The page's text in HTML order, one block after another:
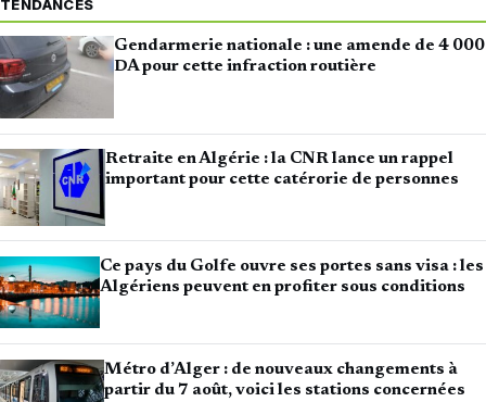
TENDANCES
Gendarmerie nationale : une amende de 4 000
DA pour cette infraction routière
Retraite en Algérie : la CNR lance un rappel
important pour cette catérorie de personnes
Ce pays du Golfe ouvre ses portes sans visa : les
Algériens peuvent en profiter sous conditions
Métro d’Alger : de nouveaux changements à
partir du 7 août, voici les stations concernées